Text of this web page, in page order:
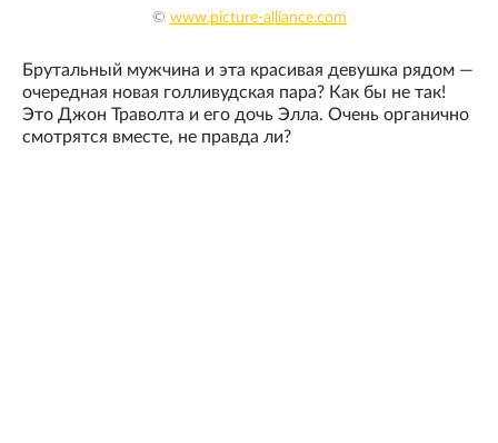
© www.picture-alliance.com
Брутальный мужчина и эта красивая девушка рядом —
очередная новая голливудская пара? Как бы не так!
Это Джон Траволта и его дочь Элла. Очень органично
смотрятся вместе, не правда ли?